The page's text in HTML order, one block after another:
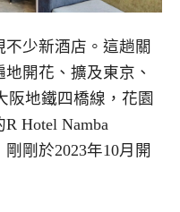
少新酒店。這趟關
開花、擴及東京、
阪地鐵四橋線，花園
Hotel Namba
剛於2023年10月開